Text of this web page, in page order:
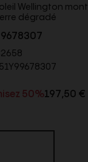
Wellington
dégradé
50%197,50 €